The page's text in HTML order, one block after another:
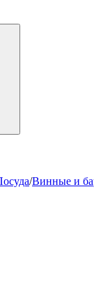
/Винные и